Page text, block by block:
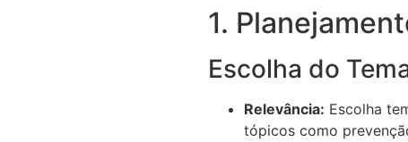
1.
Escolha do
Relevância: Escolha
tópicos como